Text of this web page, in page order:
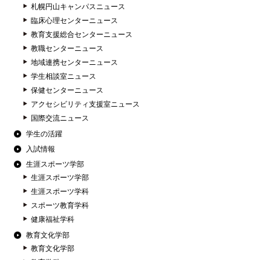
札幌円山キャンパスニュース
臨床心理センターニュース
教育支援総合センターニュース
教職センターニュース
地域連携センターニュース
学生相談室ニュース
保健センターニュース
アクセシビリティ支援室ニュース
国際交流ニュース
学生の活躍
入試情報
生涯スポーツ学部
生涯スポーツ学部
生涯スポーツ学科
スポーツ教育学科
健康福祉学科
教育文化学部
教育文化学部